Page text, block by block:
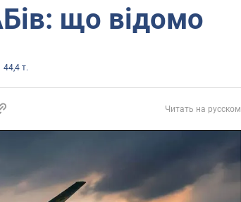
що відомо
44,4 т.
Читать на русском